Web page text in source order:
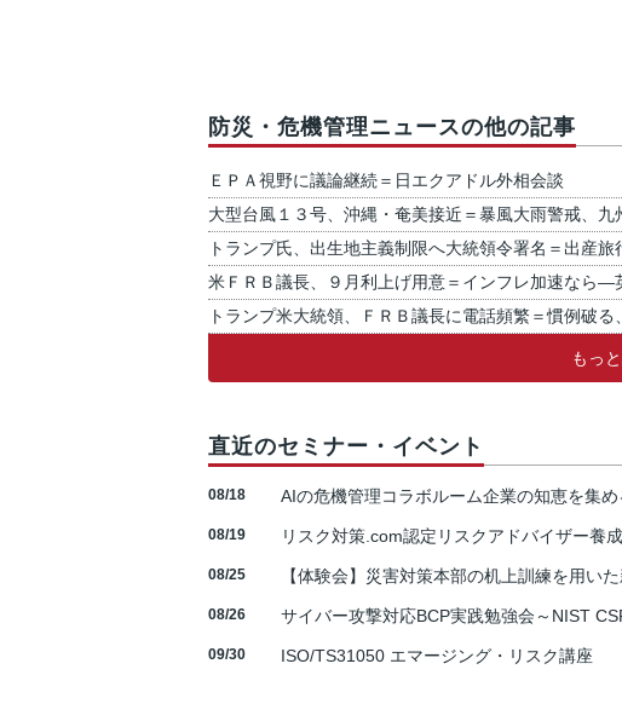
防災・危機管理ニュースの他の記事
ＥＰＡ視野に議論継続＝日エクアドル外相会談
大型台風１３号、沖縄・奄美接近＝暴風大雨警戒、
トランプ氏、出生地主義制限へ大統領令署名＝出産
米ＦＲＢ議長、９月利上げ用意＝インフレ加速なら―
トランプ米大統領、ＦＲＢ議長に電話頻繁＝慣例破
もっ
直近のセミナー・イベント
08/18 AIの危機管理コラボルーム企業の知恵を集
08/19 リスク対策.com認定リスクアドバイザー養
08/25 【体験会】災害対策本部の机上訓練を用い
08/26 サイバー攻撃対応BCP実践勉強会～NIST
09/30 ISO/TS31050 エマージング・リスク講座